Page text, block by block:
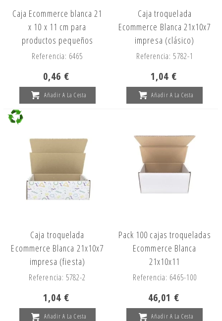
Caja Ecommerce blanca 21
x 10 x 11 cm para
productos pequeños
Referencia: 6465
0,46 €
Añadir A La Cesta
Caja troquelada
Ecommerce Blanca 21x10x7
impresa (clásico)
Referencia: 5782-1
1,04 €
Añadir A La Cesta
Caja troquelada
Ecommerce Blanca 21x10x7
impresa (fiesta)
Referencia: 5782-2
1,04 €
Añadir A La Cesta
Pack 100 cajas troqueladas
Ecommerce Blanca
21x10x11
Referencia: 6465-100
46,01 €
Añadir A La Cesta